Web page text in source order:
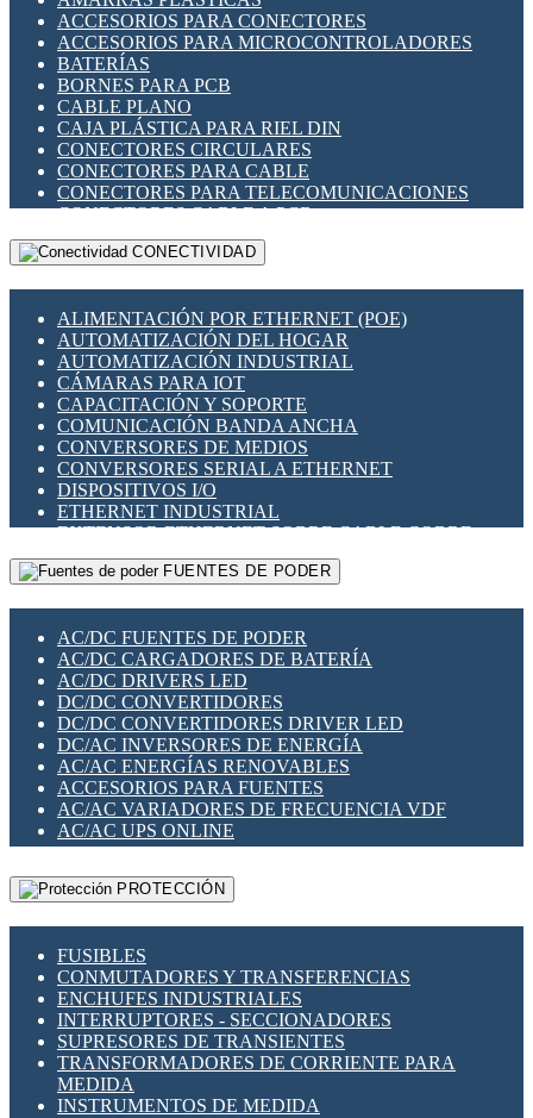
INDICADORES PARA PANEL
INTERFACES DE RELÉ
INTERRUPTORES FIN DE CARRERA
LLAVES CONMUTADORAS
MEDIDORES DE ENERGÍA Y TC'S DE CORRIENTE
MOTORES PASO A PASO
PANTALLAS HMI
PLC -CONTROLADORES LÓGICO PROGRAMABLES
PROGRAMADORES DE HORARIO
RELÉS DE PROTECCIÓN
SENSORES CAPACITIVOS
SENSORES INDUCTIVOS
TEMPORIZADORES
VARIACS
VARIADORES DE FRECUENCIA [VDF]
SECCIONADORES - INTERRUPTORES
MAQUINARIA
ACCESORIOS PARA CONECTORES
ACCESORIOS PARA MICROCONTROLADORES
BATERÍAS
BORNES PARA PCB
CABLE PLANO
CAJA PLÁSTICA PARA RIEL DIN
CONECTORES CIRCULARES
CONECTORES PARA CABLE
CONECTORES PARA TELECOMUNICACIONES
CONECTORES CABLE A PCB
CONECTORES PCB A CABLE
DIP SWITCHES
HERRAMIENTAS VARIAS
ILUMINACIÓN LED
INTERRUPTORES REED
INTERFACES DE RELÉ
OTROS RELÉS
PROTECCIÓN TÉRMICA
RELÉS AUTOMOTRICES
RELÉS DE SEÑAL
RELÉS DE ESTADO SÓLIDO SSR
RELÉS INDUSTRIALES
RELÉS MINIATURA DE POTENCIA
SENSORES MAGNÉTICOS
SWITCH Y MICROSWITCH
TARJETAS PI
UNIÓN Y DERIVACIÓN DE CABLE
CONECTIVIDAD
ALIMENTACIÓN POR ETHERNET (POE)
AUTOMATIZACIÓN DEL HOGAR
AUTOMATIZACIÓN INDUSTRIAL
CÁMARAS PARA IOT
CAPACITACIÓN Y SOPORTE
COMUNICACIÓN BANDA ANCHA
CONVERSORES DE MEDIOS
CONVERSORES SERIAL A ETHERNET
DISPOSITIVOS I/O
ETHERNET INDUSTRIAL
EXTENSOR ETHERNET SOBRE CABLE COBRE
GATEWAY LORAWAN
GESTIÓN DE REDES
PLACAS MODULARES IOT
SWITCHES Y REDES WIFI
SOLUCIONES IOT
SOLUCIONES LORAWAN
SOLUCIONES RED CELULAR
SEGURIDAD PARA REDES
SWITCHES LAN
TELEFONÍA IP (VOIP)
VIGILANCIA IP (CCTV)
MESHTASTIC
FUENTES DE PODER
AC/DC FUENTES DE PODER
AC/DC CARGADORES DE BATERÍA
AC/DC DRIVERS LED
DC/DC CONVERTIDORES
DC/DC CONVERTIDORES DRIVER LED
DC/AC INVERSORES DE ENERGÍA
AC/AC ENERGÍAS RENOVABLES
ACCESORIOS PARA FUENTES
AC/AC VARIADORES DE FRECUENCIA VDF
AC/AC UPS ONLINE
PROTECCIÓN
FUSIBLES
CONMUTADORES Y TRANSFERENCIAS
ENCHUFES INDUSTRIALES
INTERRUPTORES - SECCIONADORES
SUPRESORES DE TRANSIENTES
TRANSFORMADORES DE CORRIENTE PARA
MEDIDA
INSTRUMENTOS DE MEDIDA